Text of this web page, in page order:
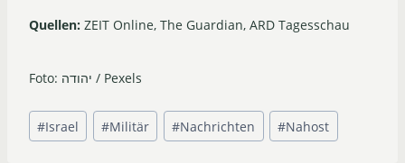
Quellen: ZEIT Online, The Guardian, ARD Tagesschau
Foto: יהודה / Pexels
Schlagworte:
#Israel #Militär #Nachrichten #Nahost